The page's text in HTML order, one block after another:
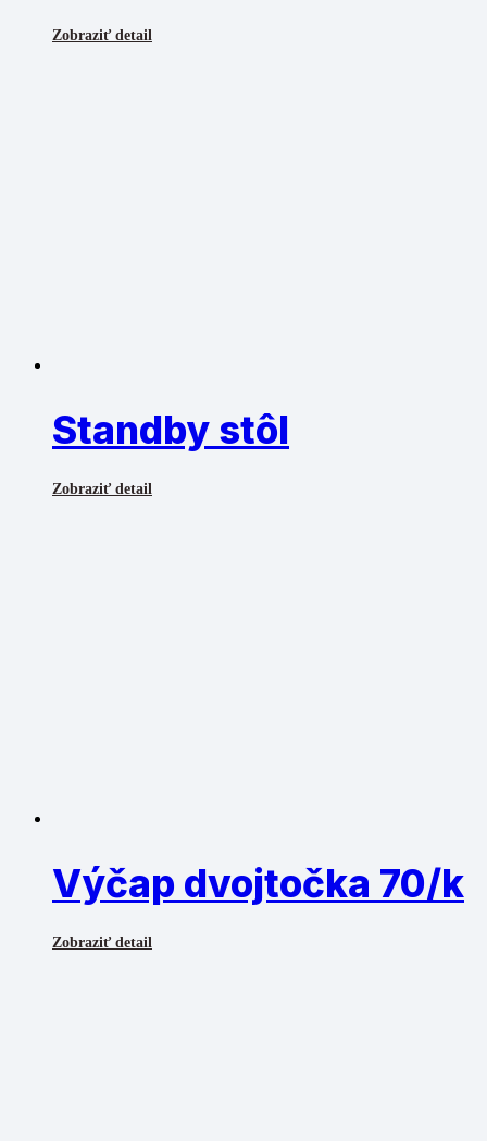
Zobraziť detail
Standby stôl
Zobraziť detail
Výčap dvojtočka 70/k
Zobraziť detail